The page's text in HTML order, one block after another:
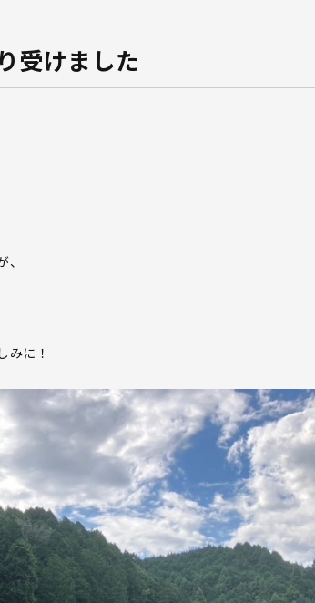
受けました
みに！